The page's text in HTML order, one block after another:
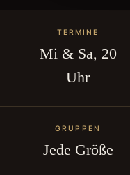
TERMINE
Mi & Sa, 20
Uhr
GRUPPEN
Jede Größe